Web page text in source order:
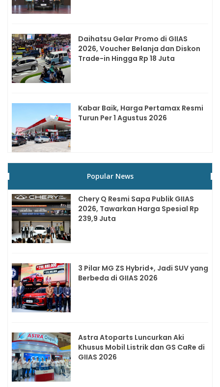
Daihatsu Gelar Promo di GIIAS
2026, Voucher Belanja dan Diskon
Trade-in Hingga Rp 18 Juta
Kabar Baik, Harga Pertamax Resmi
Turun Per 1 Agustus 2026
Popular News
Chery Q Resmi Sapa Publik GIIAS
2026, Tawarkan Harga Spesial Rp
239,9 Juta
3 Pilar MG ZS Hybrid+, Jadi SUV yang
Berbeda di GIIAS 2026
Astra Atoparts Luncurkan Aki
Khusus Mobil Listrik dan GS CaRe di
GIIAS 2026